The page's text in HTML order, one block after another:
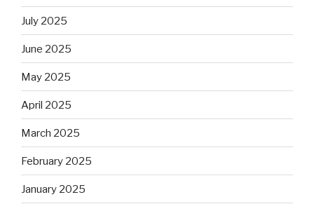
July 2025
June 2025
May 2025
April 2025
March 2025
February 2025
January 2025